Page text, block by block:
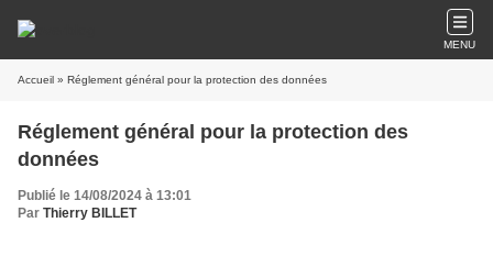
MENU
Accueil » Réglement général pour la protection des données
Réglement général pour la protection des
données
Publié le 14/08/2024 à 13:01
Par Thierry BILLET